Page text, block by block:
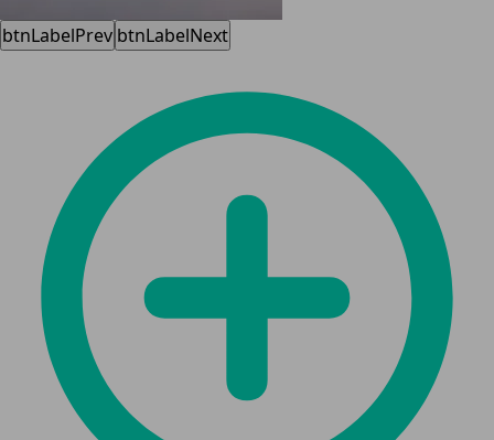
btnLabelPrev btnLabelNext